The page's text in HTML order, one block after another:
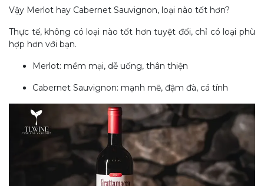
Vậy Merlot hay Cabernet Sauvignon, loại nào tốt hơn?
Thực tế, không có loại nào tốt hơn tuyệt đối, chỉ có loại phù
hợp hơn với bạn.
Merlot: mềm mại, dễ uống, thân thiện
Cabernet Sauvignon: mạnh mẽ, đậm đà, cá tính